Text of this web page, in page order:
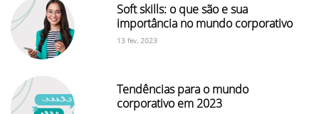
Soft skills: o que são e sua
importância no mundo corporativo
13 fev, 2023
Tendências para o mundo
corporativo em 2023